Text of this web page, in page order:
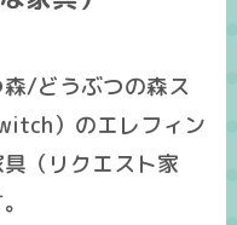
/どうぶつの森ス
）のエレフィン
（リクエスト家